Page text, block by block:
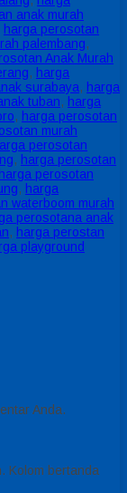
anak murah
harga perosotan
palembang,
Anak Murah
, harga
surabaya, harga
tuban, harga
, harga perosotan
murah
perosotan
, harga perosotan
harga perosotan
, harga
waterboom murah
perosotana anak
, harga perostan
playground
Anda.
Kolom bertanda